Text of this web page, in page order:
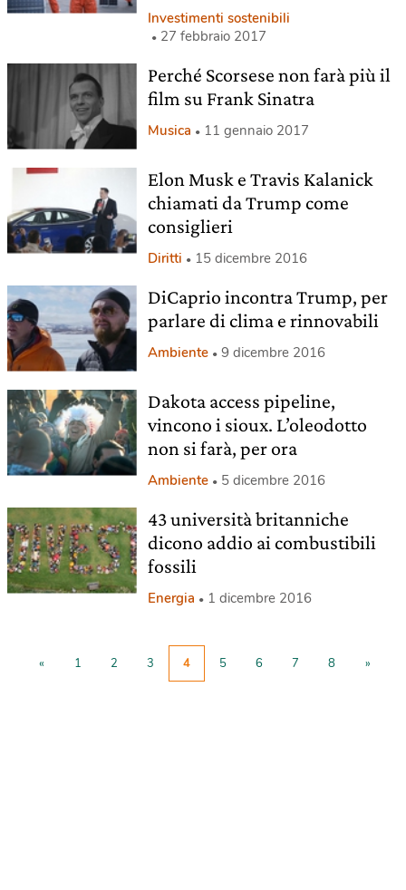
Investimenti sostenibili
27 febbraio 2017
Perché Scorsese non farà più il
film su Frank Sinatra
Musica 11 gennaio 2017
Elon Musk e Travis Kalanick
chiamati da Trump come
consiglieri
Diritti 15 dicembre 2016
DiCaprio incontra Trump, per
parlare di clima e rinnovabili
Ambiente 9 dicembre 2016
Dakota access pipeline,
vincono i sioux. L’oleodotto
non si farà, per ora
Ambiente 5 dicembre 2016
43 università britanniche
dicono addio ai combustibili
fossili
Energia 1 dicembre 2016
« 1 2 3 4 5 6 7 8 »